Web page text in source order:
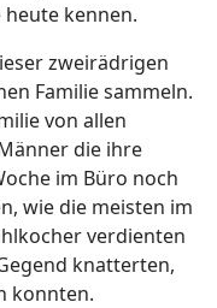
kennen.
zweirädrigen
Familie sammeln.
von allen
die ihre
im Büro noch
wie die meisten im
verdienten
knatterten,
konnten.